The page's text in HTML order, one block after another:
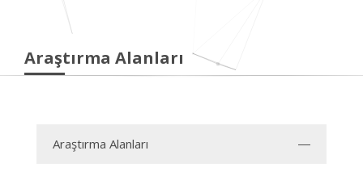
Araştırma Alanları
Araştırma Alanları